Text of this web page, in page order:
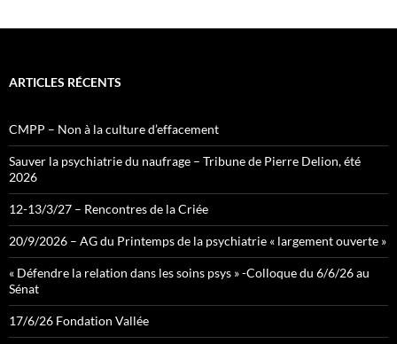
ARTICLES RÉCENTS
CMPP – Non à la culture d’effacement
Sauver la psychiatrie du naufrage – Tribune de Pierre Delion, été
2026
12-13/3/27 – Rencontres de la Criée
20/9/2026 – AG du Printemps de la psychiatrie « largement ouverte »
« Défendre la relation dans les soins psys » -Colloque du 6/6/26 au
Sénat
17/6/26 Fondation Vallée